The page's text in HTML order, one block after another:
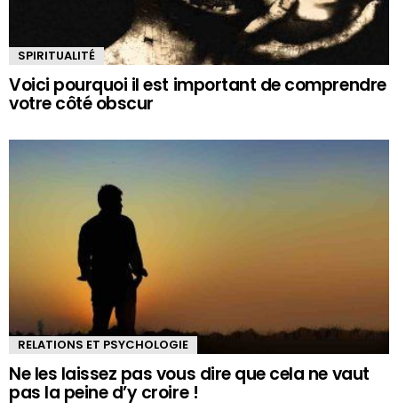
SPIRITUALITÉ
Voici pourquoi il est important de comprendre
votre côté obscur
RELATIONS ET PSYCHOLOGIE
Ne les laissez pas vous dire que cela ne vaut
pas la peine d’y croire !